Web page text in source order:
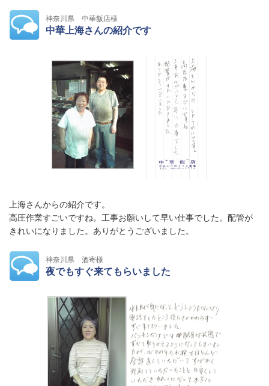
神奈川県 中華飯店様
中華上海さんの紹介です
上海さんからの紹介です。
高圧作業すごいですね。工事お願いして早い仕事でした。配管が
きれいになりました。ありがとうございました。
神奈川県 酒寄様
夜でもすぐ来てもらいました